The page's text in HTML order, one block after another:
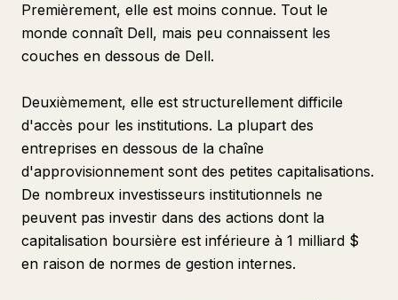
Premièrement, elle est moins connue. Tout le
monde connaît Dell, mais peu connaissent les
couches en dessous de Dell.
Deuxièmement, elle est structurellement difficile
d'accès pour les institutions. La plupart des
entreprises en dessous de la chaîne
d'approvisionnement sont des petites capitalisations.
De nombreux investisseurs institutionnels ne
peuvent pas investir dans des actions dont la
capitalisation boursière est inférieure à 1 milliard $
en raison de normes de gestion internes.